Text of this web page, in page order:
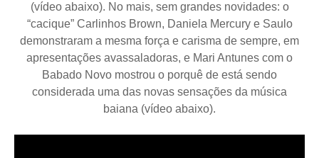
(vídeo abaixo). No mais, sem grandes novidades: o
“cacique” Carlinhos Brown, Daniela Mercury e Saulo
demonstraram a mesma força e carisma de sempre, em
apresentações avassaladoras, e Mari Antunes com o
Babado Novo mostrou o porquê de está sendo
considerada uma das novas sensações da música
baiana (vídeo abaixo).